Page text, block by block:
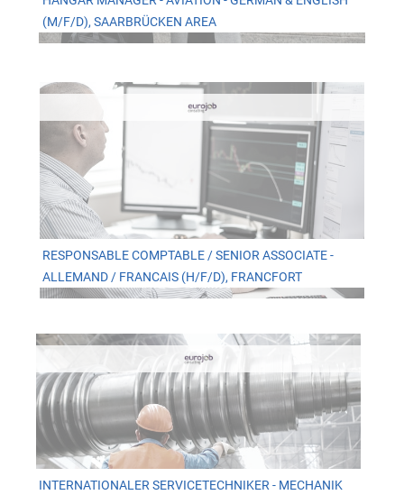
(M/F/D), SAARBRÜCKEN AREA
RESPONSABLE COMPTABLE / SENIOR ASSOCIATE -
ALLEMAND / FRANCAIS (H/F/D), FRANCFORT
INTERNATIONALER SERVICETECHNIKER - MECHANIK